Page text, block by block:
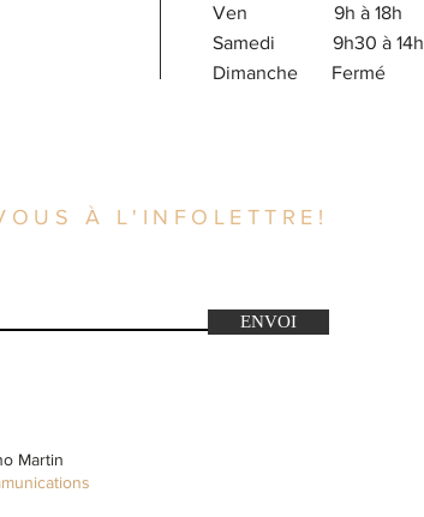
Ven 9h à 18h
Samedi 9h30 à 14h
​Dimanche Fermé
À L'INFOLETTRE!
ENVOI
Martin